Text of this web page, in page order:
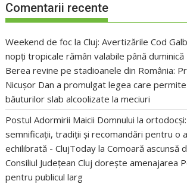
Comentarii recente
Weekend de foc la Cluj: Avertizările Cod
nopți tropicale rămân valabile până
Berea revine pe stadioanele din România:
Nicușor Dan a promulgat legea care
băuturilor slab alcoolizate la meciuri
Postul Adormirii Maicii Domnului la
semnificații, tradiții și recomandări pentru o
echilibrată - ClujToday laComoară ascunsă
Consiliul Județean Cluj dorește amenajarea
pentru publicul larg